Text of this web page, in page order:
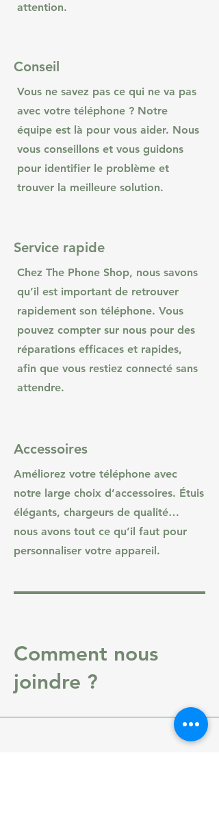
attention.
Conseil
Vous ne savez pas ce qui ne va pas
avec votre téléphone ? Notre
équipe est là pour vous aider. Nous
vous conseillons et vous guidons
pour identifier le problème et
trouver la meilleure solution.
Service rapide
Chez The Phone Shop, nous savons
qu’il est important de retrouver
rapidement son téléphone. Vous
pouvez compter sur nous pour des
réparations efficaces et rapides,
afin que vous restiez connecté sans
attendre.
Accessoires
Améliorez votre téléphone avec
notre large choix d’accessoires. Étuis
élégants, chargeurs de qualité…
nous avons tout ce qu’il faut pour
personnaliser votre appareil.
Comment nous
joindre ?